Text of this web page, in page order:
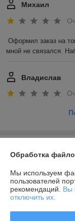
Михаил
Оформил заказ на
мной не связался.
Владислав
Контакты
Доставка и оплата
Обработка
Мы используем
пользователей
рекомендаций. Вы
отключить их.